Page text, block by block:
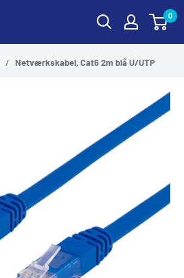
0
/ Netværkskabel, Cat6 2m blå U/UTP